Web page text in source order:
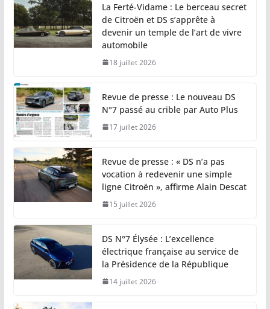
La Ferté-Vidame : Le berceau secret
de Citroën et DS s’apprête à
devenir un temple de l’art de vivre
automobile
18 juillet 2026
Revue de presse : Le nouveau DS
N°7 passé au crible par Auto Plus
17 juillet 2026
Revue de presse : « DS n’a pas
vocation à redevenir une simple
ligne Citroën », affirme Alain Descat
15 juillet 2026
DS N°7 Élysée : L’excellence
électrique française au service de
la Présidence de la République
14 juillet 2026